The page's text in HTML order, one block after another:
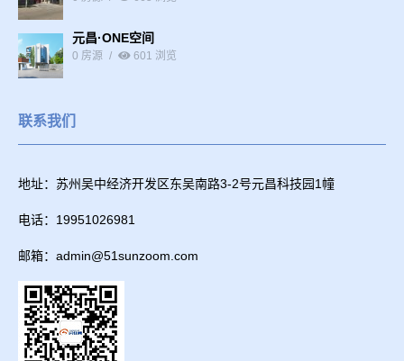
元昌·ONE空间
0 房源 601 浏览
联系我们
地址：苏州吴中经济开发区东吴南路3-2号元昌科技园1幢
电话：19951026981
邮箱：admin@51sunzoom.com